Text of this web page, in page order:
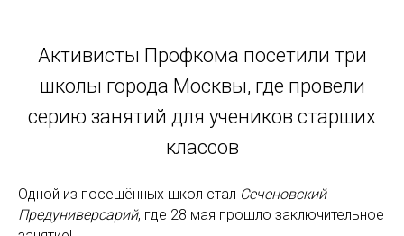
Активисты Профкома посетили три
школы города Москвы, где провели
серию занятий для учеников старших
классов
Одной из посещённых школ стал Сеченовский
Предуниверсарий, где 28 мая прошло заключительное